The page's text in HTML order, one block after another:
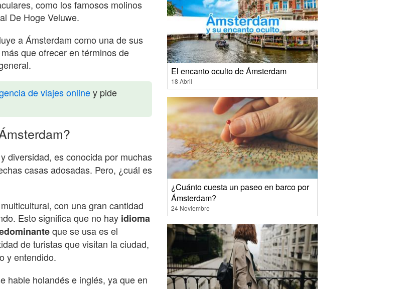
como los famosos molinos
De Hoge Veluwe.
a Ámsterdam como una de sus
que ofrecer en términos de
de viajes onliney pide
diversidad, es conocida por muchas
casas adosadas. Pero, ¿cuál es
con una gran cantidad
Esto significa que no hay idioma
que se usa es el
de turistas que visitan la ciudad,
y entendido.
hable holandés e inglés, ya que en
El encanto oculto de Ámsterdam
18 Abril
¿Cuánto cuesta un paseo en barco por
Ámsterdam?
24 Noviembre